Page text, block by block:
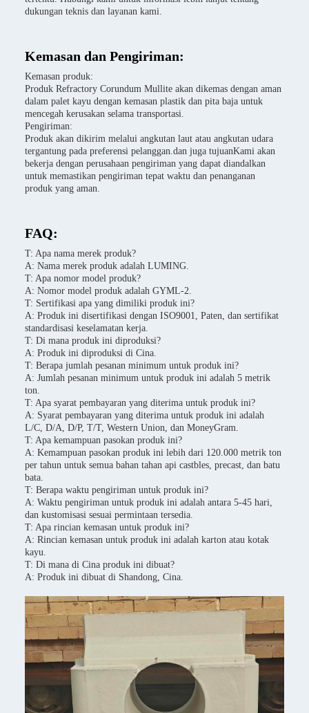
dukungan teknis dan layanan kami.
Kemasan dan Pengiriman:
Kemasan produk:
Produk Refractory Corundum Mullite akan dikemas dengan aman
dalam palet kayu dengan kemasan plastik dan pita baja untuk
mencegah kerusakan selama transportasi.
Pengiriman:
Produk akan dikirim melalui angkutan laut atau angkutan udara
tergantung pada preferensi pelanggan.dan juga tujuanKami akan
bekerja dengan perusahaan pengiriman yang dapat diandalkan
untuk memastikan pengiriman tepat waktu dan penanganan
produk yang aman.
FAQ:
T: Apa nama merek produk?
A: Nama merek produk adalah LUMING.
T: Apa nomor model produk?
A: Nomor model produk adalah GYML-2.
T: Sertifikasi apa yang dimiliki produk ini?
A: Produk ini disertifikasi dengan ISO9001, Paten, dan sertifikat
standardisasi keselamatan kerja.
T: Di mana produk ini diproduksi?
A: Produk ini diproduksi di Cina.
T: Berapa jumlah pesanan minimum untuk produk ini?
A: Jumlah pesanan minimum untuk produk ini adalah 5 metrik
ton.
T: Apa syarat pembayaran yang diterima untuk produk ini?
A: Syarat pembayaran yang diterima untuk produk ini adalah
L/C, D/A, D/P, T/T, Western Union, dan MoneyGram.
T: Apa kemampuan pasokan produk ini?
A: Kemampuan pasokan produk ini lebih dari 120.000 metrik ton
per tahun untuk semua bahan tahan api castbles, precast, dan batu
bata.
T: Berapa waktu pengiriman untuk produk ini?
A: Waktu pengiriman untuk produk ini adalah antara 5-45 hari,
dan kustomisasi sesuai permintaan tersedia.
T: Apa rincian kemasan untuk produk ini?
A: Rincian kemasan untuk produk ini adalah karton atau kotak
kayu.
T: Di mana di Cina produk ini dibuat?
A: Produk ini dibuat di Shandong, Cina.